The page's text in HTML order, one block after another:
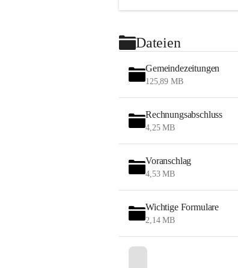
Dateien
Gemeindezeitungen
125,89 MB
Rechnungsabschluss
4,25 MB
Voranschlag
4,53 MB
Wichtige Formulare
2,14 MB